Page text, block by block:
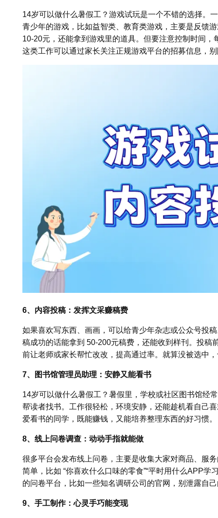
14岁可以做什么暑假工？游戏试玩是一个不错的选择。
青少年的游戏，比如益智类、教育类游戏，主要是反馈
10-20元，还能拿到游戏里的道具。但要注意控制时间
这类工作可以通过家长关注正规游戏平台的招募信息，
6、内容投稿：发挥文采赚稿费
如果喜欢写东西、画画，可以给青少年杂志或公众号投
稿成功的话能拿到 50-200元稿费，还能收到样刊。投稿
前让老师或家长帮忙改改，提高通过率。就算没被选中
7、图书馆管理员助理：安静又能看书
14岁可以做什么暑假工？暑假里，学校或社区图书馆经
帮读者找书。工作很轻松，环境安静，还能趁机看自己
爱看书的同学，既能赚钱，又能培养整理东西的好习惯。
8、线上问卷调查：动动手指就能做
很多平台会发布线上问卷，主要是收集大家对商品、服
简单，比如 “你喜欢什么口味的零食”“平时用什么APP学
的问卷平台，比如一些知名调研公司的官网，别泄露自
9、手工制作：心灵手巧能变现